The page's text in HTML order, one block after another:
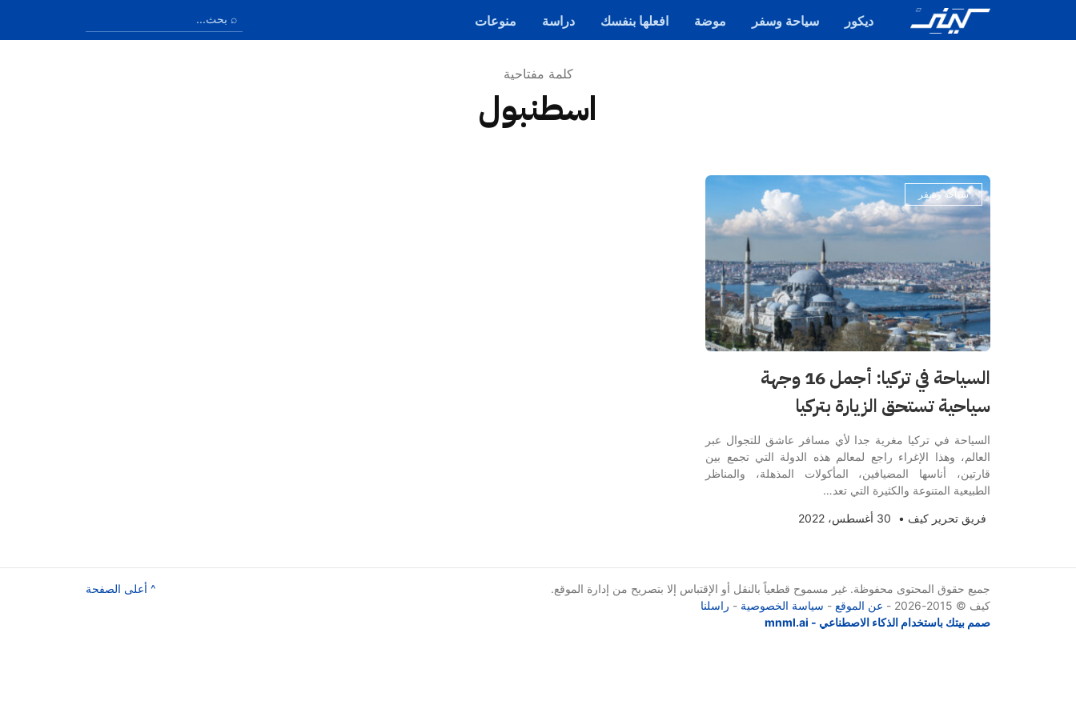
ديكور سياحة وسفر موضة افعلها بنفسك دراسة منوعات
كلمة مفتاحية
اسطنبول
سياحة وسفر
السياحة في تركيا: أجمل 16 وجهة
سياحية تستحق الزيارة بتركيا
السياحة في تركيا مغرية جدا لأي مسافر عاشق للتجوال عبر
العالم، وهذا الإغراء راجع لمعالم هذه الدولة التي تجمع بين
قارتين، أناسها المضيافين، المأكولات المذهلة، والمناظر
الطبيعية المتنوعة والكثيرة التي تعد…
فريق تحرير كيف • 30 أغسطس، 2022
^ أعلى الصفحة
جميع حقوق المحتوى محفوظة. غير مسموح قطعياً بالنقل أو الإقتباس إلا بتصريح من إدارة الموقع.
كيف © 2015-2026 -
عن الموقع - سياسة الخصوصية - راسلنا
صمم بيتك باستخدام الذكاء الاصطناعي - mnml.ai